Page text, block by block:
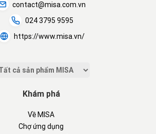
contact@misa.com.vn
024 3795 9595
https://www.misa.vn/
Khám phá
Về MISA
Chợ ứng dụng